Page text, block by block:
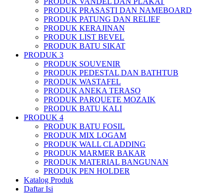
PRODUK PRASASTI DAN NAMEBOARD
PRODUK PATUNG DAN RELIEF
PRODUK KERAJINAN
PRODUK LIST BEVEL
PRODUK BATU SIKAT
PRODUK 3
PRODUK SOUVENIR
PRODUK PEDESTAL DAN BATHTUB
PRODUK WASTAFEL
PRODUK ANEKA TERASO
PRODUK PARQUETE MOZAIK
PRODUK BATU KALI
PRODUK 4
PRODUK BATU FOSIL
PRODUK MIX LOGAM
PRODUK WALL CLADDING
PRODUK MARMER BAKAR
PRODUK MATERIAL BANGUNAN
PRODUK PEN HOLDER
Katalog Produk
Daftar Isi